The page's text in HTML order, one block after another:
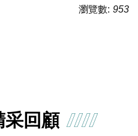
瀏覽數: 953
采回顧